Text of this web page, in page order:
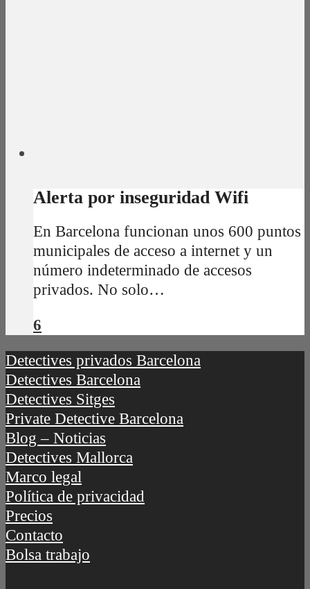
Alerta por inseguridad Wifi
En Barcelona funcionan unos 600 puntos
municipales de acceso a internet y un
número indeterminado de accesos
privados. No solo…
6
Detectives privados Barcelona
Detectives Barcelona
Detectives Sitges
Private Detective Barcelona
Blog – Noticias
Detectives Mallorca
Marco legal
Política de privacidad
Precios
Contacto
Bolsa trabajo